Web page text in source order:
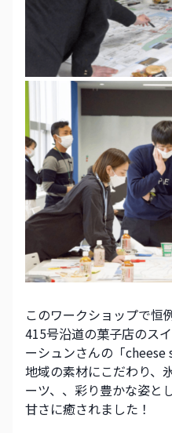
このワークショップで恒
415号沿道の菓子店のス
ーシュンさんの「cheese
地域の素材にこだわり、
ーツ、、彩り豊かな姿と
甘さに癒されました！